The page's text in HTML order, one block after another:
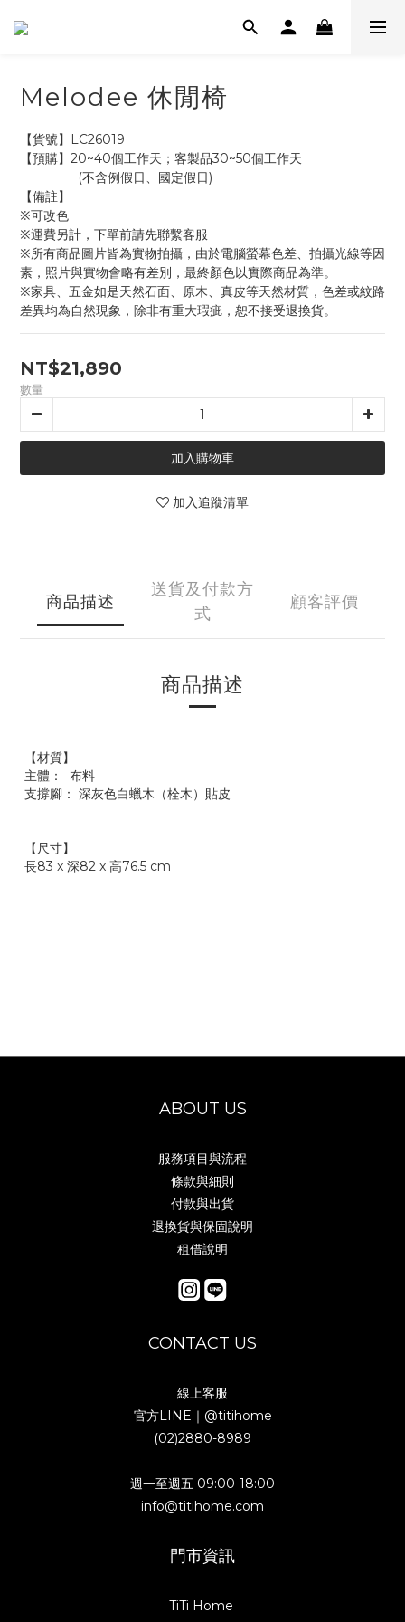
Melodee 休閒椅
【貨號】LC26019
【預購】20~40個工作天；客製品30~50個工作天
                (不含例假日、國定假日)
【備註】
※可改色
※運費另計，下單前請先聯繫客服
※所有商品圖片皆為實物拍攝，由於電腦螢幕色差、拍攝光線等因
素，照片與實物會略有差別，最終顏色以實際商品為準。
※家具、五金如是天然石面、原木、真皮等天然材質，色差或紋路
差異均為自然現象，除非有重大瑕疵，恕不接受退換貨。
NT$21,890
數量
加入購物車
加入追蹤清單
商品描述
送貨及付款方
式
顧客評價
商品描述
【材質】
主體： 布料
支撐腳： 深灰色白蠟木（栓木）貼皮
【尺寸】
長83 x 深82 x 高76.5 cm
ABOUT US
服務項目與流程
條款與細則
付款與出貨
退換貨與保固說明
租借說明
CONTACT US
線上客服
官方LINE｜ @titihome
(02)2880-8989
週一至週五 09:00-18:00
info@titihome.com
門市資訊
TiTi Home